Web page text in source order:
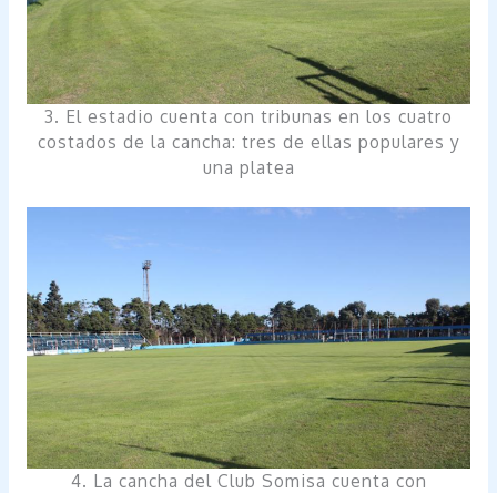
3. El estadio cuenta con tribunas en los cuatro
costados de la cancha: tres de ellas populares y
una platea
4. La cancha del Club Somisa cuenta con